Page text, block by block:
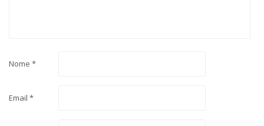
Nome *
Email *